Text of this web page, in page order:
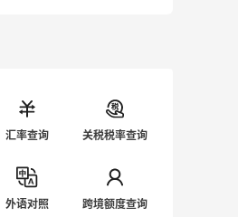
汇率查询 关税税率查询
外语对照 跨境额度查询